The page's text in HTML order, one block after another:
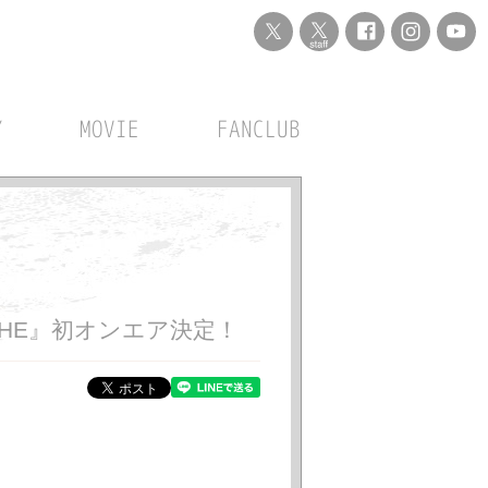
MOVIE FANCLUB
』初オンエア決定！